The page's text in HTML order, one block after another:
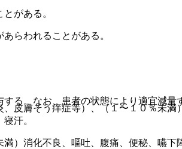
がある。
らわれることがある。
膚そう痒症等）、（１〜１０％未
汗。
）消化不良、嘔吐、腹痛、便秘、嚥
る。なお、患者の状態により適宜減量